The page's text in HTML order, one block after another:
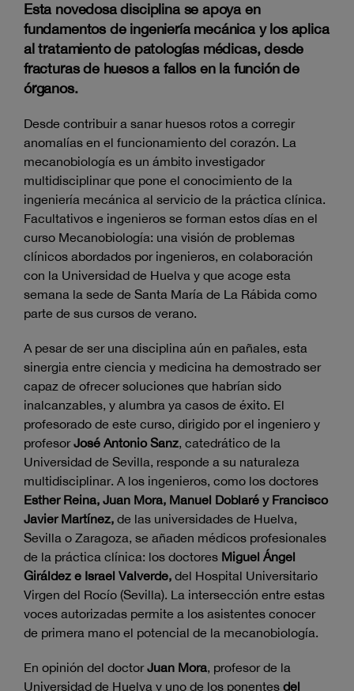
Esta novedosa disciplina se apoya en
fundamentos de ingeniería mecánica y los aplica
al tratamiento de patologías médicas, desde
fracturas de huesos a fallos en la función de
órganos.
Desde contribuir a sanar huesos rotos a corregir
anomalías en el funcionamiento del corazón. La
mecanobiología es un ámbito investigador
multidisciplinar que pone el conocimiento de la
ingeniería mecánica al servicio de la práctica clínica.
Facultativos e ingenieros se forman estos días en el
curso Mecanobiología: una visión de problemas
clínicos abordados por ingenieros, en colaboración
con la Universidad de Huelva y que acoge esta
semana la sede de Santa María de La Rábida como
parte de sus cursos de verano.
A pesar de ser una disciplina aún en pañales, esta
sinergia entre ciencia y medicina ha demostrado ser
capaz de ofrecer soluciones que habrían sido
inalcanzables, y alumbra ya casos de éxito. El
profesorado de este curso, dirigido por el ingeniero y
profesorJosé Antonio Sanz, catedrático de la
Universidad de Sevilla, responde a su naturaleza
multidisciplinar. A los ingenieros, como los doctores
Esther Reina, Juan Mora, Manuel Doblaré y Francisco
Javier Martínez, de las universidades de Huelva,
Sevilla o Zaragoza, se añaden médicos profesionales
de la práctica clínica: los doctores Miguel Ángel
Giráldez e Israel Valverde, del Hospital Universitario
Virgen del Rocío (Sevilla). La intersección entre estas
voces autorizadas permite a los asistentes conocer
de primera mano el potencial de la mecanobiología.
En opinión del doctorJuan Mora, profesor de la
Universidad de Huelva y uno de los ponentes del